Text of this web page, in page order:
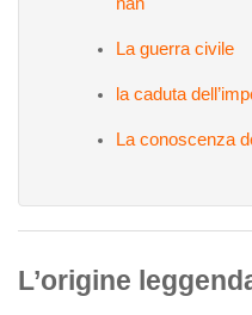
La guerra civile
la caduta
La conoscenza
L’origine